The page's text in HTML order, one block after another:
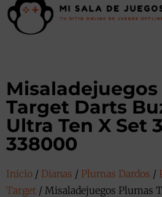
Target Darts
Ultra Ten X Set
338000
Inicio / Dianas / Plumas Dardos /
Target / Misaladejuegos Plumas